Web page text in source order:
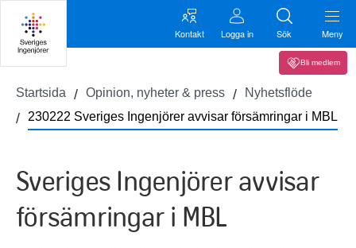
Kontakt Logga in Sök Meny
Bli medlem
Startsida Opinion, nyheter & press
Nyhetsflöde
230222 Sveriges Ingenjörer avvisar försämringar i MBL
Sveriges Ingenjörer avvisar
försämringar i MBL